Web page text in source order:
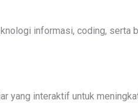
informasi, coding,
yang interaktif untuk